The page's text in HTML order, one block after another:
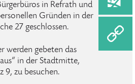
in Refrath und
Gründen in der
27 geschlossen.
werden gebeten das
in der Stadtmitte,
9, zu besuchen.